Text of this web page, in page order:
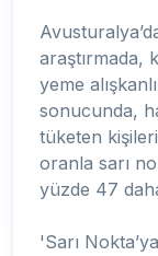
araştırmada,
yeme
sonucunda,
tüketen
oranla sarı
yüzde 47
'Sarı